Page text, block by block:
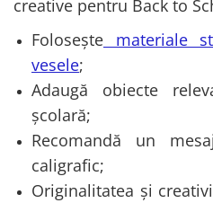
creative pentru Back to
Folosește materiale
vesele;
Adaugă obiecte
școlară;
Recomandă un
caligrafic;
Originalitatea și